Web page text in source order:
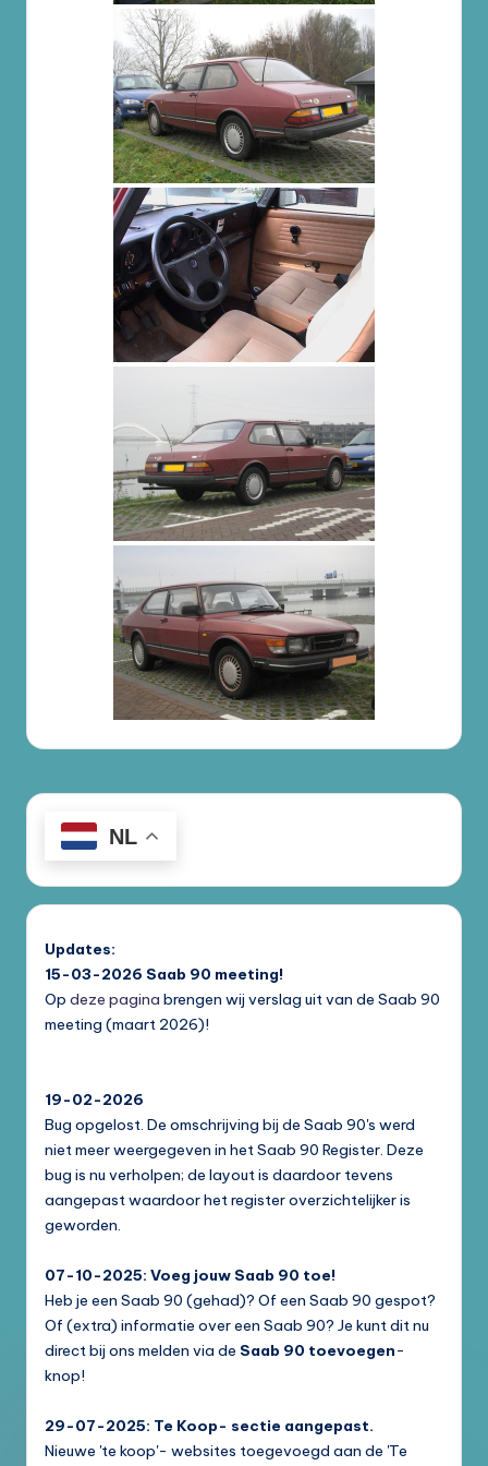
NL
Updates:
15-03-2026 Saab 90 meeting!
Op deze pagina brengen wij verslag uit van de Saab 90
meeting (maart 2026)!
19-02-2026
Bug opgelost. De omschrijving bij de Saab 90's werd
niet meer weergegeven in het Saab 90 Register. Deze
bug is nu verholpen; de layout is daardoor tevens
aangepast waardoor het register overzichtelijker is
geworden.
07-10-2025: Voeg jouw Saab 90 toe!
Heb je een Saab 90 (gehad)? Of een Saab 90 gespot?
Of (extra) informatie over een Saab 90? Je kunt dit nu
direct bij ons melden via de Saab 90 toevoegen-
knop!
29-07-2025: Te Koop- sectie aangepast.
Nieuwe 'te koop'- websites toegevoegd aan de 'Te